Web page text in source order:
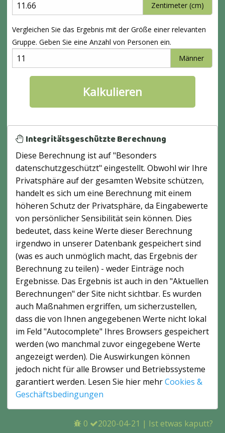
Zentimeter (cm)
Vergleichen Sie das Ergebnis mit der Größe einer relevanten
Gruppe. Geben Sie eine Anzahl von Personen ein.
Männer
Integritätsgeschützte Berechnung
Diese Berechnung ist auf "Besonders
datenschutzgeschützt" eingestellt. Obwohl wir Ihre
Privatsphäre auf der gesamten Website schützen,
handelt es sich um eine Berechnung mit einem
höheren Schutz der Privatsphäre, da Eingabewerte
von persönlicher Sensibilität sein können. Dies
bedeutet, dass keine Werte dieser Berechnung
irgendwo in unserer Datenbank gespeichert sind
(was es auch unmöglich macht, das Ergebnis der
Berechnung zu teilen) - weder Einträge noch
Ergebnisse. Das Ergebnis ist auch in den "Aktuellen
Berechnungen" der Site nicht sichtbar. Es wurden
auch Maßnahmen ergriffen, um sicherzustellen,
dass die von Ihnen angegebenen Werte nicht lokal
im Feld "Autocomplete" Ihres Browsers gespeichert
werden (wo manchmal zuvor eingegebene Werte
angezeigt werden). Die Auswirkungen können
jedoch nicht für alle Browser und Betriebssysteme
garantiert werden. Lesen Sie hier mehrCookies &
Geschäftsbedingungen
0 2020-04-21 | Ist etwas kaputt?